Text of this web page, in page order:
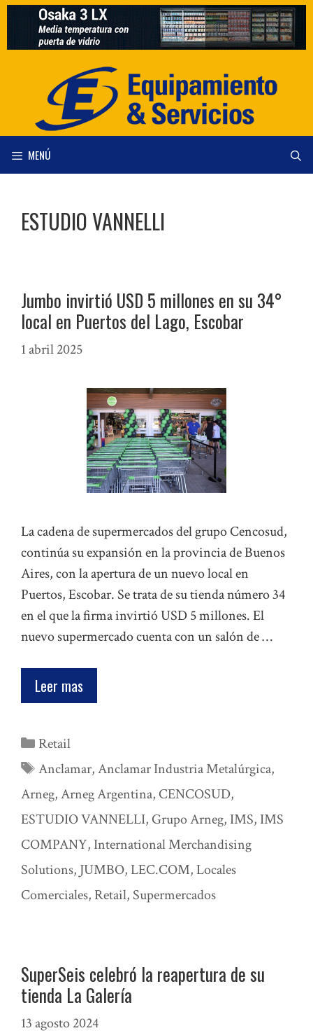
Saltar
contenido
MENÚ
ESTUDIO VANNELLI
Jumbo invirtió USD 5 millones en su 34°
local en Puertos del Lago, Escobar
1 abril 2025
La cadena de supermercados del grupo Cencosud,
continúa su expansión en la provincia de Buenos
Aires, con la apertura de un nuevo local en
Puertos, Escobar. Se trata de su tienda número 34
en el que la firma invirtió USD 5 millones. El
nuevo supermercado cuenta con un salón de …
Leer mas
Categorías
Retail
Etiquetas
Anclamar,Anclamar Industria Metalúrgica,
Arneg,Arneg Argentina, CENCOSUD,
ESTUDIO VANNELLI, Grupo Arneg, IMS, IMS
COMPANY, International Merchandising
Solutions, JUMBO,LEC.COM,Locales
Comerciales, Retail, Supermercados
SuperSeis celebró la reapertura de su
tienda La Galería
13 agosto 2024